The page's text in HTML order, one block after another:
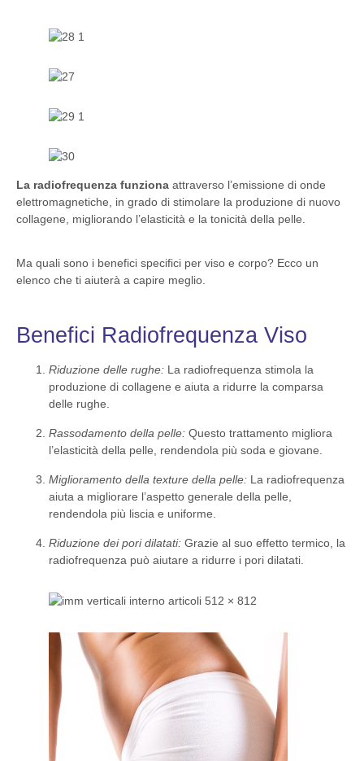
La radiofrequenza funziona attraverso l’emissione di onde
elettromagnetiche, in grado di stimolare la produzione di nuovo
collagene, migliorando l’elasticità e la tonicità della pelle.
Ma quali sono i benefici specifici per viso e corpo? Ecco un
elenco che ti aiuterà a capire meglio.
Benefici Radiofrequenza Viso
Riduzione delle rughe: La radiofrequenza stimola la
produzione di collagene e aiuta a ridurre la comparsa
delle rughe.
Rassodamento della pelle: Questo trattamento migliora
l’elasticità della pelle, rendendola più soda e giovane.
Miglioramento della texture della pelle: La radiofrequenza
aiuta a migliorare l’aspetto generale della pelle,
rendendola più liscia e uniforme.
Riduzione dei pori dilatati: Grazie al suo effetto termico, la
radiofrequenza può aiutare a ridurre i pori dilatati.